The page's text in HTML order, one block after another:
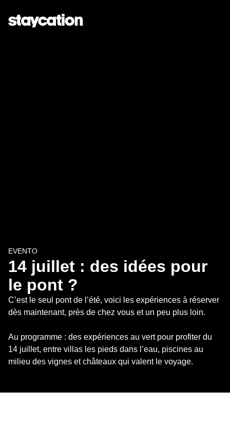
EVENTO
14 juillet : des idées pour
le pont ?
C’est le seul pont de l’été, voici les expériences à réserver
dès maintenant, près de chez vous et un peu plus loin.
Au programme : des expériences au vert pour profiter du
14 juillet, entre villas les pieds dans l’eau, piscines au
milieu des vignes et châteaux qui valent le voyage.